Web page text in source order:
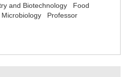
and Biotechnology Food
Microbiology Professor